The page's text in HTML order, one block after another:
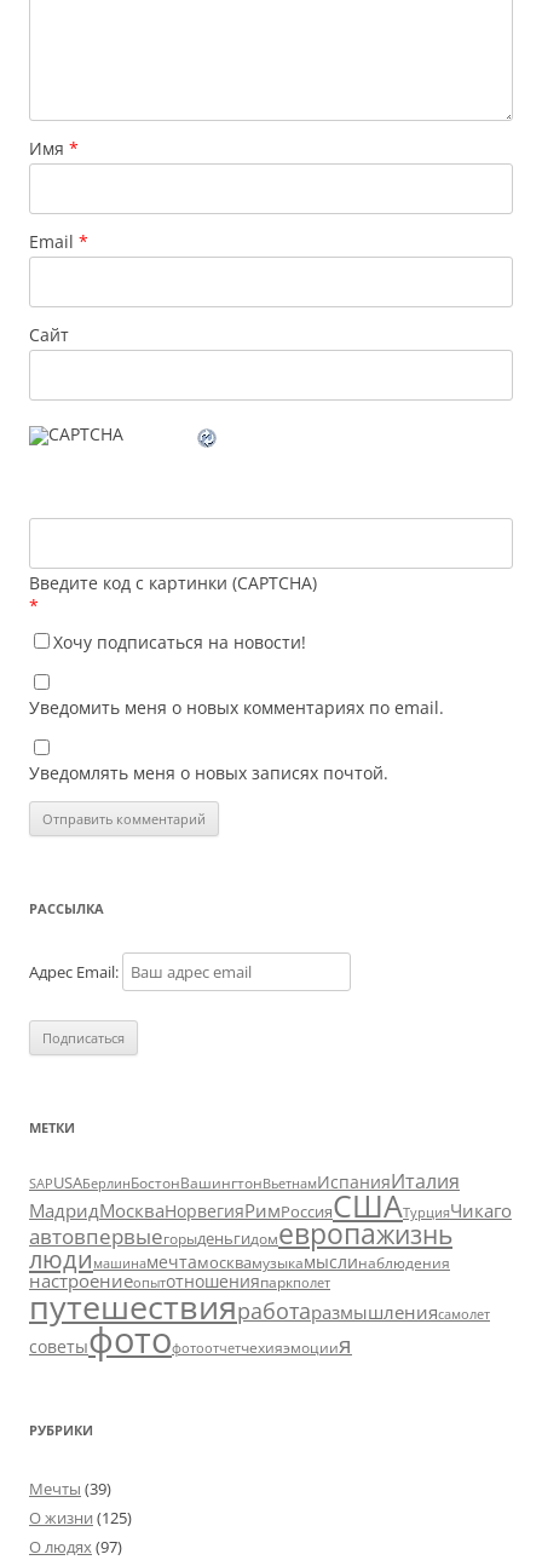
Имя *
Email *
Сайт
Введите код с картинки (CAPTCHA)
*
Хочу подписаться на новости!
Уведомить меня о новых комментариях по email.
Уведомлять меня о новых записях почтой.
РАССЫЛКА
Адрес Email:
МЕТКИ
SAPUSAБерлинБостонВашингтонВьетнамИспанияИталия
МадридМоскваНорвегияРимРоссияСШАТурцияЧикаго
автовпервыегорыденьгидомевропажизнь
люди машинамечтамосквамузыкамыслинаблюдения
настроениеопытотношенияпаркполет
путешествияработаразмышлениясамолет
советыфотофотоотчетчехияэмоциия
РУБРИКИ
Мечты (39)
О жизни (125)
О людях(97)